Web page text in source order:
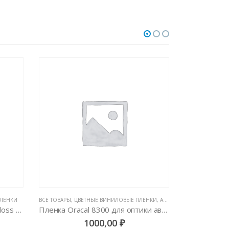
Автовинил 3M 2080-GP280 Gloss Flip Ghost Pearl
ВСЕ ТОВАРЫ, ЦВЕТНЫЕ ВИНИЛОВЫЕ ПЛЕНКИ, АВТОВИНИЛ ORACAL (ГЕРМАНИЯ)
Пленка Oracal 8300 для оптики автомобиля
1000,00 ₽